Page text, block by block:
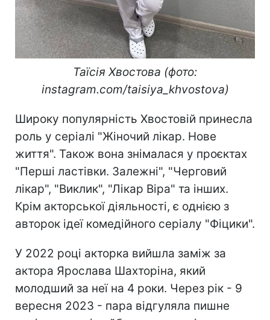
Таїсія Хвостова (фото:
instagram.com/taisiya_khvostova)
Широку популярність Хвостовій принесла
роль у серіалі "Жіночий лікар. Нове
життя". Також вона знімалася у проєктах
"Перші ластівки. Залежні", "Черговий
лікар", "Виклик", "Лікар Віра" та інших.
Крім акторської діяльності, є однією з
авторок ідеї комедійного серіалу "Фіцики".
У 2022 році акторка вийшла заміж за
актора Ярослава Шахторіна, який
молодший за неї на 4 роки. Через рік - 9
вересня 2023 - пара відгуляла пишне